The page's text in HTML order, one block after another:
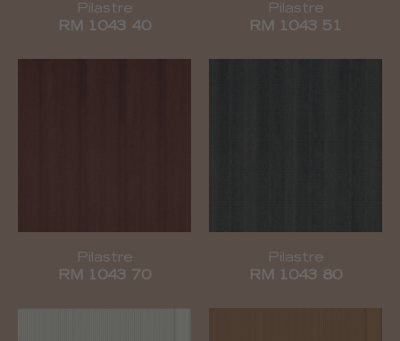
Pilastre
RM 1043 40
Pilastre
RM 1043 51
Pilastre
RM 1043 70
Pilastre
RM 1043 80